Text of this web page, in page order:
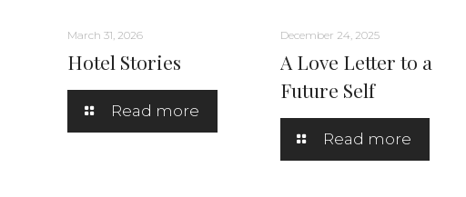
March 31, 2026
Hotel Stories
Read more
December 24, 2025
A Love Letter to a
Future Self
Read more